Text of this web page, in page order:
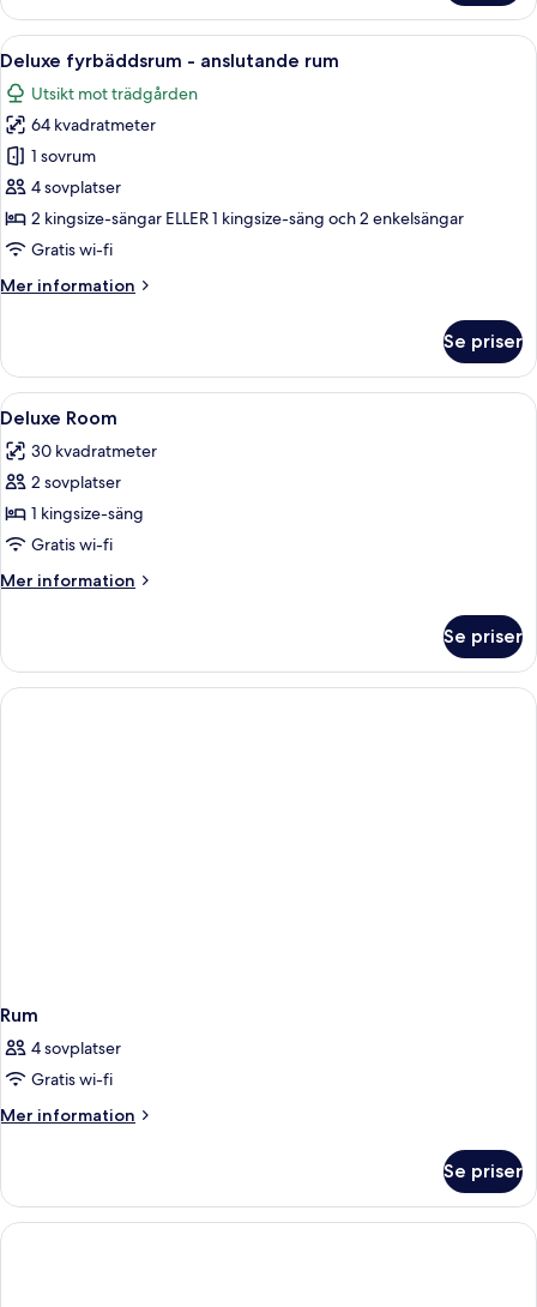
-
sovrum
anslutande
rum
Öppna
alla
foton
för
Deluxe
fyrbäddsrum
-
anslutande
En hall med trägolv, ett vitrinskåp
9
Deluxe fyrbäddsrum - anslutande rum
Utsikt mot trädgården
64 kvadratmeter
1 sovrum
4 sovplatser
2 kingsize-sängar ELLER 1 kingsize-säng och 2 enkelsängar
Gratis wi-fi
Mer information
Mer
fyrbäddsrum
anslutande
Se priser
Öppna
alla
foton
för
Deluxe
Room
Ett modernt hotellrum med en stor
6
Deluxe Room
30 kvadratmeter
2 sovplatser
1 kingsize-säng
Gratis wi-fi
Mer information
Mer
Room
Se priser
Rum
4 sovplatser
Gratis wi-fi
Mer information
Mer
Se priser